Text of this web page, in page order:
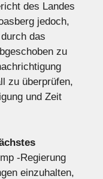
des Landes
jedoch,
das
zu
zu überprüfen,
und Zeit
-Regierung
einzuhalten,